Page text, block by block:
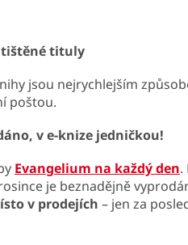
tištěné tituly
jsou nejrychlejším
poštou.
v e-knize jedničkou!
Evangelium na každý den.
je beznadějně
v prodejích – jen za